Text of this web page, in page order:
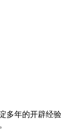
多年的开辟经